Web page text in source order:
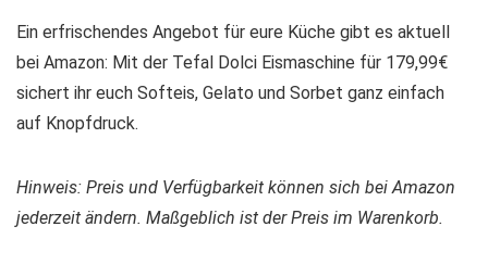
Ein erfrischendes Angebot für eure Küche gibt es aktuell
bei Amazon: Mit der Tefal Dolci Eismaschine für 179,99€
sichert ihr euch Softeis, Gelato und Sorbet ganz einfach
auf Knopfdruck.
Hinweis: Preis und Verfügbarkeit können sich bei Amazon
jederzeit ändern. Maßgeblich ist der Preis im Warenkorb.